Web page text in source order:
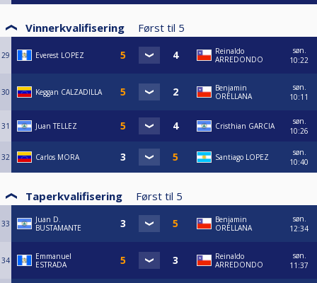
Vinnerkvalifisering Først til 5
29 Everest LOPEZ
Reinaldo
ARREDONDO
søn.
10:22
30 Keggan CALZADILLA
Benjamin
ORELLANA
søn.
10:11
31 Juan TELLEZ Cristhian GARCIA
søn.
10:26
32 Carlos MORA Santiago LOPEZ
søn.
10:40
Taperkvalifisering Først til 5
33
Juan D.
BUSTAMANTE
Benjamin
ORELLANA
søn.
12:34
34
Emmanuel
ESTRADA
Reinaldo
ARREDONDO
søn.
11:37